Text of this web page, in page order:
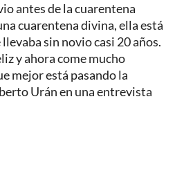
antes de la cuarentena
cuarentena divina, ella está
sin novio casi 20 años.
y ahora come mucho
mejor está pasando la
Urán en una entrevista